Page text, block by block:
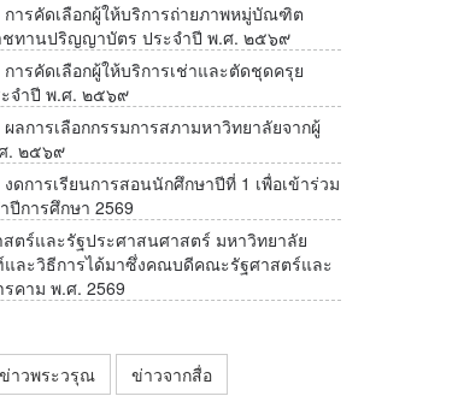
คนไทยรวมพลัง ร่วมผลักดัน พรบ ควบคุมผลิตภัณฑ์ยา
ช่วยสกัดเด็กและเยาวชนไทยจากการเสพติดบุหรี่
ารคัดเลือกผู้ให้บริการถ่ายภาพหมู่บัณฑิต
ชทานปริญญาบัตร ประจำปี พ.ศ. ๒๕๖๙
ารคัดเลือกผู้ให้บริการเช่าและตัดชุดครุย
จำปี พ.ศ. ๒๕๖๙
ลการเลือกกรรมการสภามหาวิทยาลัยจากผู้
. ๒๕๖๙
การเรียนการสอนนักศึกษาปีที่ 1 เพื่อเข้าร่วม
การศึกษา 2569
ร์และรัฐประศาสนศาสตร์ มหาวิทยาลัย
ละวิธีการได้มาซึ่งคณบดีคณะรัฐศาสตร์และ
คาม พ.ศ. 2569
ข่าวพระวรุณ
ข่าวจากสื่อ